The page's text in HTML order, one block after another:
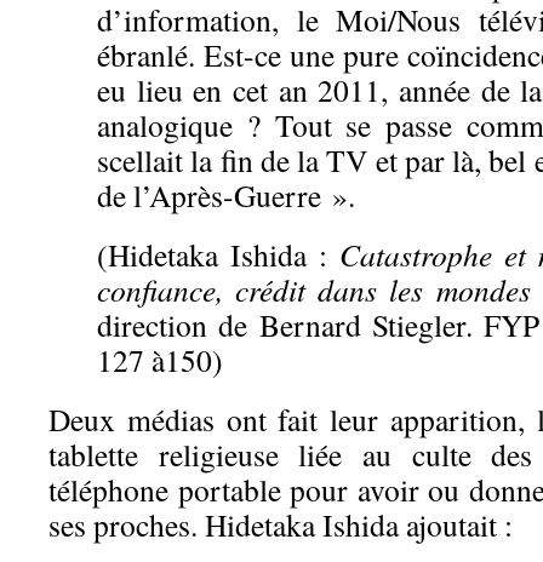
d’information, le Moi/Nous
ébranlé. Est-ce une pure
eu lieu en cet an 2011, année de
analogique ? Tout se passe
scellait la fin de la TV et par là, bel
de l’Après-Guerre ».
(Hidetaka Ishida : Catastrophe et
confiance, crédit dans les
direction de Bernard Stiegler.
127 à150)
Deux médias ont fait leur apparition,
tablette religieuse liée au culte
téléphone portable pour avoir ou
ses proches. Hidetaka Ishida ajoutait :